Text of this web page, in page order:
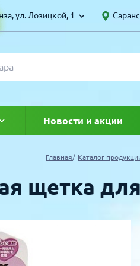
ул. Лозицкой, 1
Новости и акции
Главная Каталог
щетка